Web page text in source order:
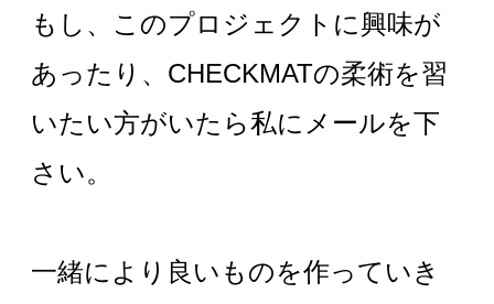
もし、このプロジェクトに興味が
あったり、 CHECKMATの柔術を習
いたい方がいたら私にメールを下
さい。
一緒により良いものを作っていき